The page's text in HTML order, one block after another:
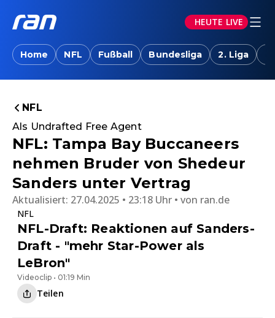
HEUTE LIVE
Home NFL Fußball Bundesliga 2. Liga
NFL
Als Undrafted Free Agent
NFL: Tampa Bay Buccaneers
nehmen Bruder von Shedeur
Sanders unter Vertrag
Aktualisiert: 27.04.2025 • 23:18 Uhr von ran.de
NFL
NFL-Draft: Reaktionen auf Sanders-
Draft - "mehr Star-Power als
LeBron"
Videoclip • 01:19 Min
Teilen